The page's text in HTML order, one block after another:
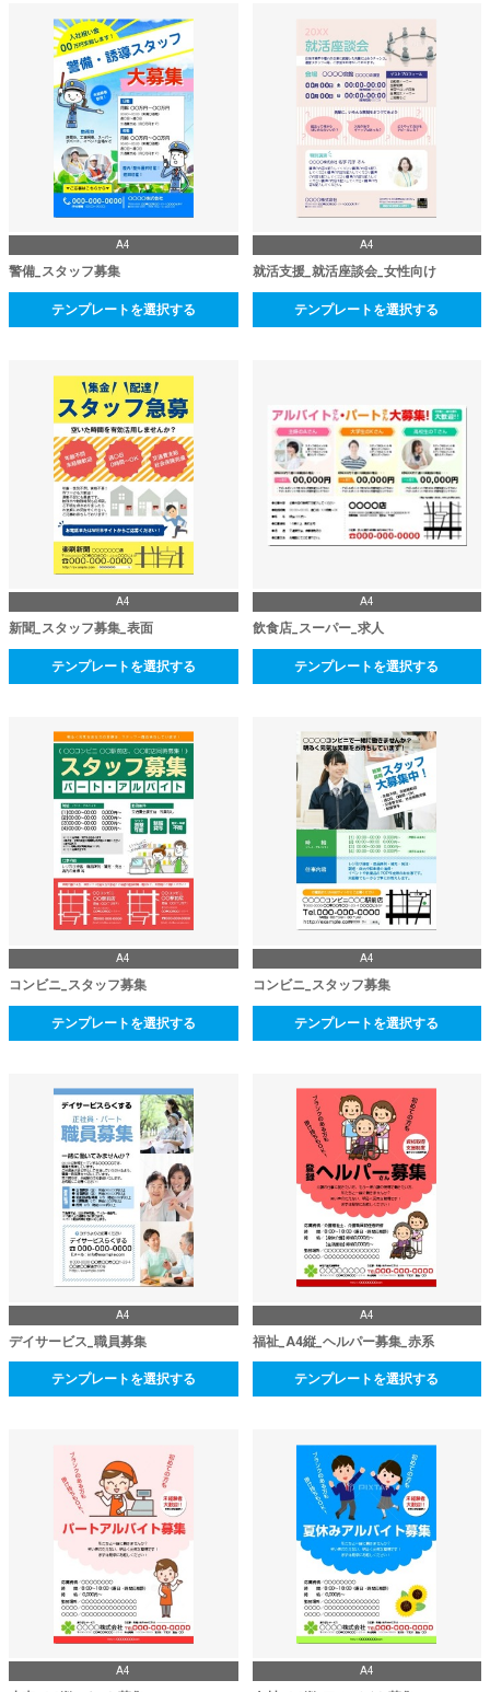
A4
警備_スタッフ募集
テンプレートを選択する
A4
就活支援_就活座談会_女性向け
テンプレートを選択する
A4
新聞_スタッフ募集_表面
テンプレートを選択する
A4
飲食店_スーパー_求人
テンプレートを選択する
A4
コンビニ_スタッフ募集
テンプレートを選択する
A4
コンビニ_スタッフ募集
テンプレートを選択する
A4
デイサービス_職員募集
テンプレートを選択する
A4
福祉_A4縦_ヘルパー募集_赤系
テンプレートを選択する
A4 A4